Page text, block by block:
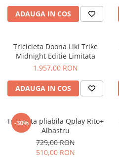
ADAUGA IN COS
Tricicleta Doona Liki Trike
Midnight Editie Limitata
1.957,00 RON
ADAUGA IN COS
-30%
Tricicleta pliabila Qplay Rito+
Albastru
729,00 RON
510,00 RON